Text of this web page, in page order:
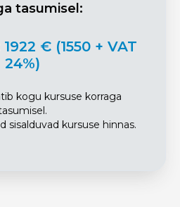
tasumisel:
€ (1550 + VAT
24%)
kogu kursuse korraga
sisalduvad kursuse hinnas.